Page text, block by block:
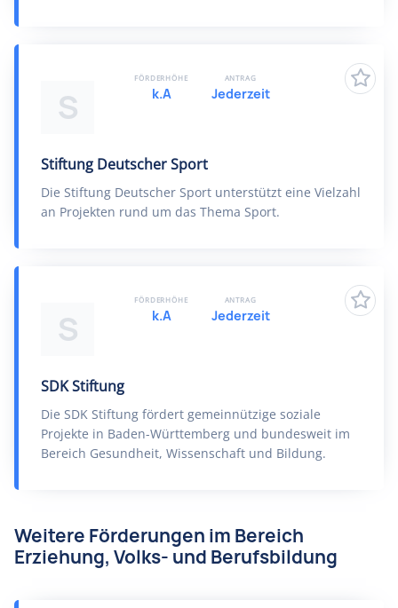
S
Stiftung Deutscher Sport
Die Stiftung Deutscher Sport unterstützt eine Vielzahl
an Projekten rund um das Thema Sport.
FÖRDERHÖHE
k.A
ANTRAG
Jederzeit
S
SDK Stiftung
Die SDK Stiftung fördert gemeinnützige soziale
Projekte in Baden-Württemberg und bundesweit im
Bereich Gesundheit, Wissenschaft und Bildung.
FÖRDERHÖHE
k.A
ANTRAG
Jederzeit
Weitere Förderungen im Bereich
Erziehung, Volks- und Berufsbildung